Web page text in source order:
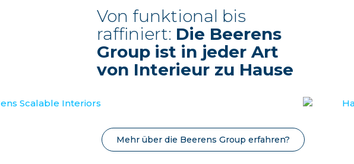
Von funktional bis
raffiniert: Die Beerens
Group ist in jeder Art
von Interieur zu Hause
Mehr über die Beerens Group erfahren?